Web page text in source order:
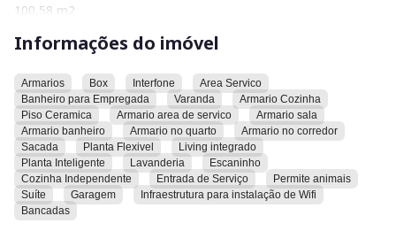
100,58 m2
3 quartos, Sendo 1 suíte
Varanda
Banheiro Social
Completo em armários
Cozinha Separada
Área de serviço grande
Banheiro de serviço
Duas vagas de garagem de gaveta perto do elevador
Escaninho
Informações do imóvel
Armarios Box Interfone
Area Servico
Banheiro para Empregada
Varanda
Armario Cozinha
Piso Ceramica
Armario area de servico
Armario sala
Armario banheiro
Armario no quarto
Armario no corredor
Sacada
Planta Flexivel
Living integrado
Planta Inteligente
Lavanderia
Escaninho
Cozinha Independente
Entrada de Serviço
Permite animais
Suíte
Garagem
Infraestrutura para instalação de Wifi
Bancadas